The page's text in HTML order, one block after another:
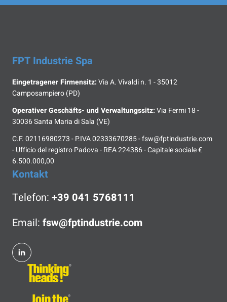
FPT Industrie Spa
Eingetragener Firmensitz:Via A. Vivaldi n. 1 - 35012
Camposampiero (PD)
Operativer Geschäfts- und Verwaltungssitz:Via Fermi 18 -
30036 Santa Maria di Sala (VE)
C.F. 02116980273 - P.IVA 02333670285 - fsw@fptindustrie.com
- Ufficio del registro Padova - REA 224386 - Capitale sociale €
6.500.000,00
Kontakt
Telefon: +39 041 5768111
Email: fsw@fptindustrie.com